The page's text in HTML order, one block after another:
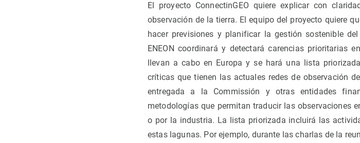
El proyecto ConnectinGEO quiere explicar con
observación de la tierra. El equipo del proyecto quiere
hacer previsiones y planificar la gestión sostenible
ENEON coordinará y detectará carencias prioritarias
llevan a cabo en Europa y se hará una lista
críticas que tienen las actuales redes de observación
entregada a la Commissión y otras entidades
metodologías que permitan traducir las observaciones
o por la industria. La lista priorizada incluirá las
estas lagunas. Por ejemplo, durante las charlas de la